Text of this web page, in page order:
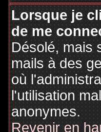
Lorsque je
de me
Désolé, mais
mails à des
où
l'utilisation
anonymes.
Revenir en